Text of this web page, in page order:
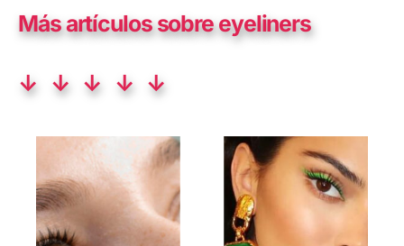
Más artículos sobre eyeliners
↓ ↓ ↓ ↓ ↓